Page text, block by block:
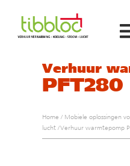
Verhuur
PFT280
Home / Mobiele oplossingen
lucht /Verhuur warmtepomp